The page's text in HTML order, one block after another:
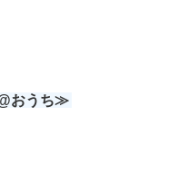
おうち≫